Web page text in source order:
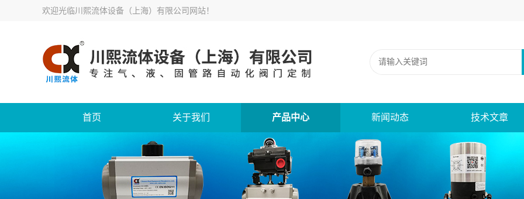
欢迎光临川熙流体设备（上海）有限公司网站！
首页 关于我们 产品中心 新闻动态 技术文章